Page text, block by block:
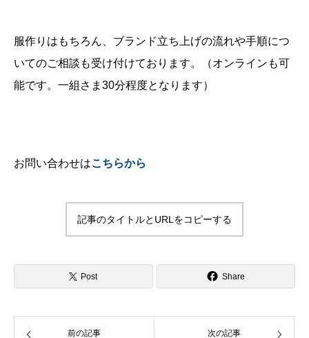
服作りはもちろん、ブランド立ち上げの流れや手順につ
いてのご相談も受け付けております。（オンラインも可
能です。一組さま30分程度となります）
お問い合わせはこちらから
記事のタイトルとURLをコピーする
Post Share
前の記事 次の記事